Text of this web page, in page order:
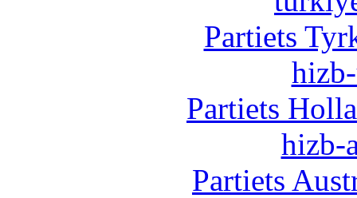
Partiets
Partiets
hizb-
Partiets